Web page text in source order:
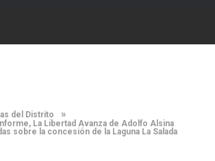
del Distrito »
La Libertad Avanza de Adolfo Alsina
sobre la concesión de la Laguna La Salada